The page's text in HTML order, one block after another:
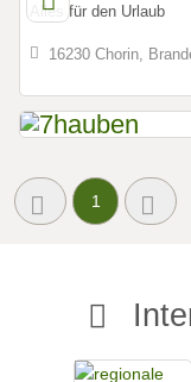
Alles für den Urlaub
16230 Chorin,
1